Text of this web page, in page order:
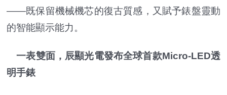
——既保留機械機芯的復古質感，又賦予錶盤靈動
的智能顯示能力。
一表雙面，辰顯光電發布全球首款Micro-LED透
明手錶